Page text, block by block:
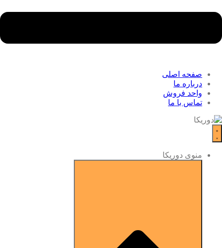
صفحه اصلی
درباره ما
واحد فروش
تماس با ما
منوی دوریکا